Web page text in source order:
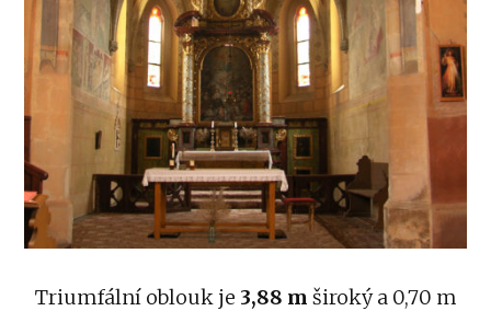
Triumfální oblouk je 3,88 m široký a 0,70 m